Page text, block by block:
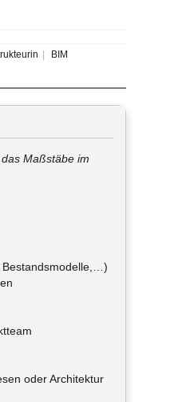
BIM
Maßstäbe im
Bestandsmodelle,…)
oder Architektur